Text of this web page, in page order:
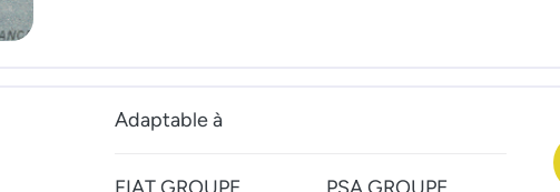
Adaptable à
FIAT GROUPE PSA GROUPE